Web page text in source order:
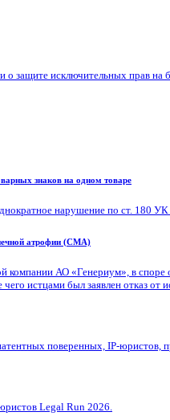
исключительных прав на
знаков на одном товаре
нарушение по ст. 180
атрофии (СМА)
АО «Генериум», в
истцами был заявлен отказ от
поверенных, IP-юристов,
Legal Run 2026.